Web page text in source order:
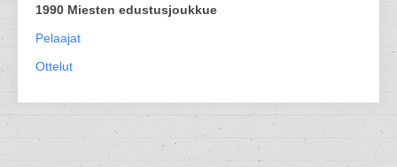
1990 Miesten edustusjoukkue
Pelaajat
Ottelut